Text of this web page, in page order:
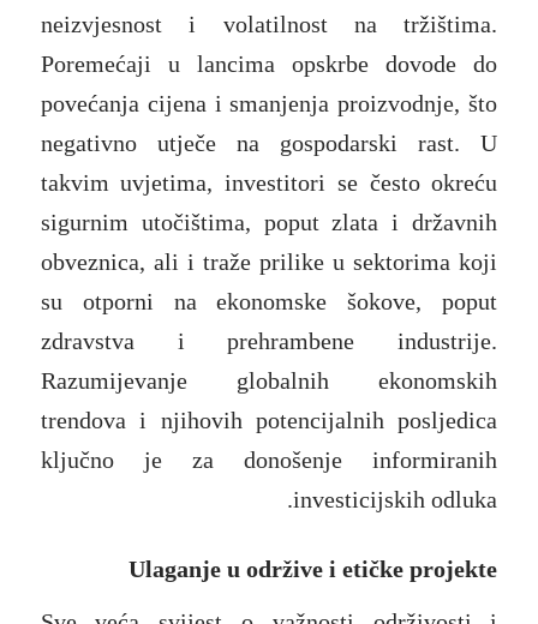
neizvjesnost i volatilnost na tržištima.
Poremećaji u lancima opskrbe dovode do
povećanja cijena i smanjenja proizvodnje, što
negativno utječe na gospodarski rast. U
takvim uvjetima, investitori se često okreću
sigurnim utočištima, poput zlata i državnih
obveznica, ali i traže prilike u sektorima koji
su otporni na ekonomske šokove, poput
zdravstva i prehrambene industrije.
Razumijevanje globalnih ekonomskih
trendova i njihovih potencijalnih posljedica
ključno je za donošenje informiranih
investicijskih odluka.
Ulaganje u održive i etičke projekte